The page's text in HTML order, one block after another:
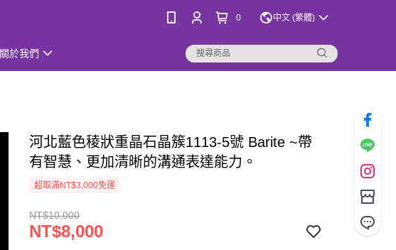
0 中文 (繁體)
關於我們
河北藍色稜狀重晶石晶簇1113-5號 Barite ~帶
有智慧、更加清晰的溝通表達能力。 ⁡
超取滿NT$3,000免運
NT$10,000
NT$8,000